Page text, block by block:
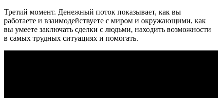
Третий момент. Денежный поток показывает, как вы
работаете и взаимодействуете с миром и окружающими, как
вы умеете заключать сделки с людьми, находить возможности
в самых трудных ситуациях и помогать.